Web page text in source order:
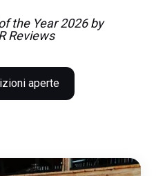
the Year 2026 by
Reviews
aperte